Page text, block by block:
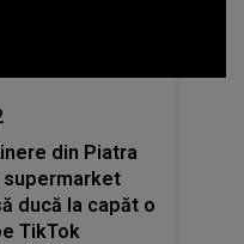
din Piatra
supermarket
ducă la capăt o
TikTok